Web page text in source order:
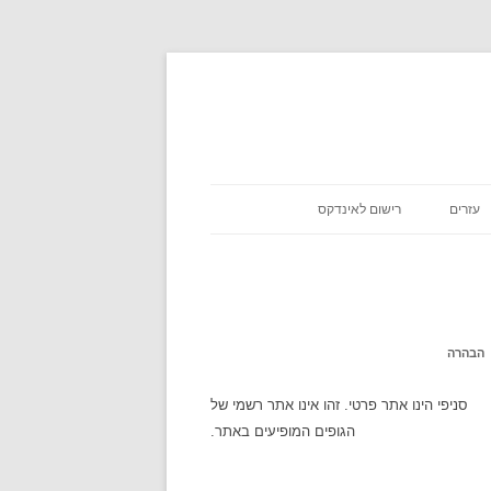
עזרים רישום לאינדקס
הבהרה
סניפי הינו אתר פרטי. זהו אינו אתר רשמי של
הגופים המופיעים באתר.